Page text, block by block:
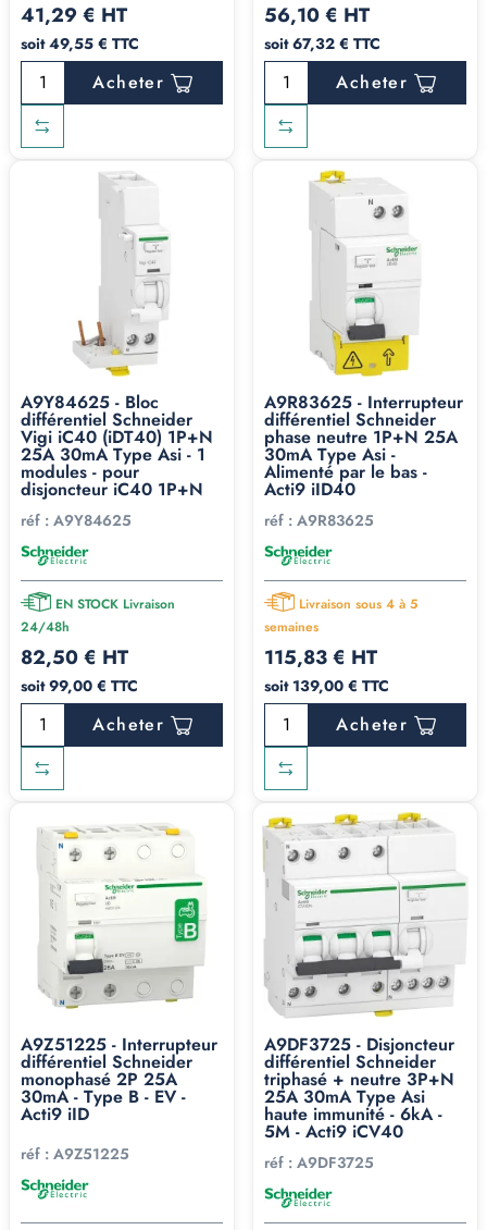
41,29 € HT
soit 49,55 € TTC
Acheter
56,10 € HT
soit 67,32 € TTC
Acheter
A9Y84625 - Bloc
différentiel Schneider
Vigi iC40 (iDT40) 1P+N
25A 30mA Type Asi - 1
modules - pour
disjoncteur iC40 1P+N
réf : A9Y84625
EN STOCK Livraison
24/48h
82,50 € HT
soit 99,00 € TTC
Acheter
A9R83625 - Interrupteur
différentiel Schneider
phase neutre 1P+N 25A
30mA Type Asi -
Alimenté par le bas -
Acti9 iID40
réf : A9R83625
Livraison sous 4 à 5
semaines
115,83 € HT
soit 139,00 € TTC
Acheter
A9Z51225 - Interrupteur
différentiel Schneider
monophasé 2P 25A
30mA - Type B - EV -
Acti9 iID
réf : A9Z51225
A9DF3725 - Disjoncteur
différentiel Schneider
triphasé + neutre 3P+N
25A 30mA Type Asi
haute immunité - 6kA -
5M - Acti9 iCV40
réf : A9DF3725